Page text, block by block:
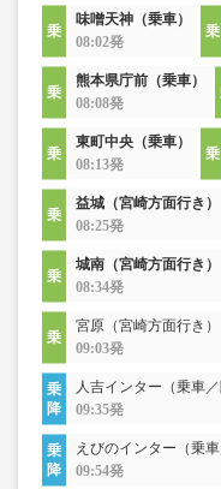
味噌天神（乗車）
08:02発
熊本県庁前（乗車）
08:08発
東町中央（乗車）
08:13発
益城（宮崎方面行き）
08:25発
城南（宮崎方面行き）
08:34発
宮原（宮崎方面行き）
09:03発
人吉インター（乗車／
09:35発
えびのインター（乗車
09:54発